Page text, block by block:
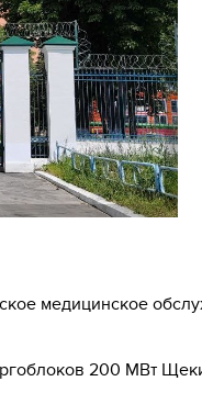
медицинское
200 МВт